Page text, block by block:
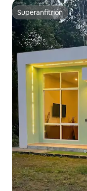
Superanfitrión
Superanfitrión